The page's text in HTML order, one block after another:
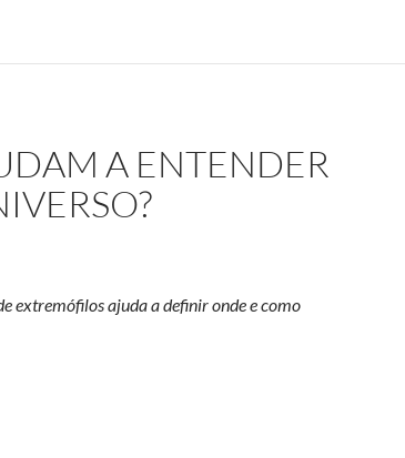
A ENTENDER
extremófilos ajuda a definir onde e como
a entender os limites da vida no universo?